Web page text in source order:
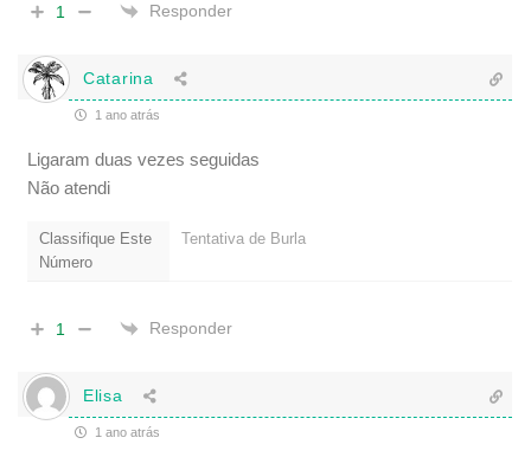
1 Responder
Catarina
1 ano atrás
Ligaram duas vezes seguidas
Não atendi
Classifique Este
Número
Tentativa de Burla
1 Responder
Elisa
1 ano atrás